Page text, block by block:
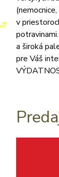
v
a široká
pre Váš